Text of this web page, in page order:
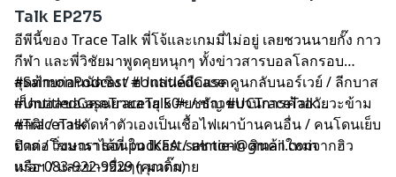
Talk EP275
อีพีนี้ของ Trace Talk พี่โจ้และเกมมี่ไม่อยู่ เลยชวนนายกั๊ง กาว
กีฬา และพี่วิชัยมาพูดคุยหนุกๆ ทั้งข่าวสารบอลโลกรอบ
สุดท้ายก่อนนัดชิง / ฮาแลนด์ถือแรคคูนกลับนอร์เวย์ / ลีกบาส
เก็ตบอลของคุณยายอายุ 50+ / ข่าวขบวนการค้าอวัยวะข้าม
ชาติ! / การตัดหำตัวเองเป็นเชื้อไฟเผาบ้านคนอื่น / คนโดนเย็บ
ปาก / วิ่งมาราธอนใน IKEA / ยช tie-in สินค้าใหม่จากฮิว
เมอฯ / และข่าวอื่นๆๆ มากมาย
#SalmonPodcast #UntitledCase
#UntitledCaseTraceTalk #ยชธัญ #UCTraceTalk
#TraceTalk
----
ติดต่อโฆษณาได้ที่podcast.salmon@gmail.com
หรือ 083-922-9929 (คุณติ๊ก)